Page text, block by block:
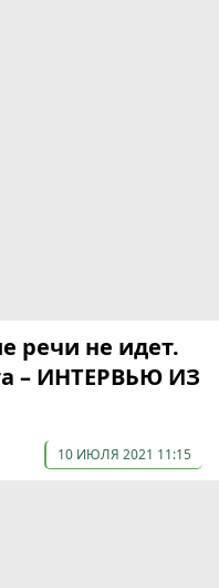
речи не идет.
– ИНТЕРВЬЮ ИЗ
10 ИЮЛЯ 2021 11:15